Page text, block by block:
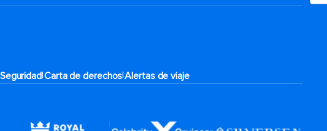
Seguridad|Carta de derechos|Alertas de viaje